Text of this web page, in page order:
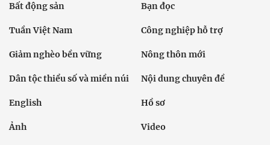
Bất động sản Bạn đọc
Tuần Việt Nam Công nghiệp hỗ trợ
Giảm nghèo bền vững Nông thôn mới
Dân tộc thiểu số và miền núi Nội dung chuyên đề
English Hồ sơ
Ảnh Video